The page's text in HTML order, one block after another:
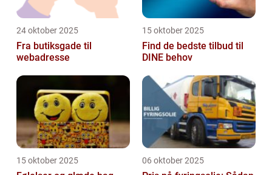
24 oktober 2025
Fra butiksgade til
webadresse
15 oktober 2025
Find de bedste tilbud til
DINE behov
15 oktober 2025 06 oktober 2025